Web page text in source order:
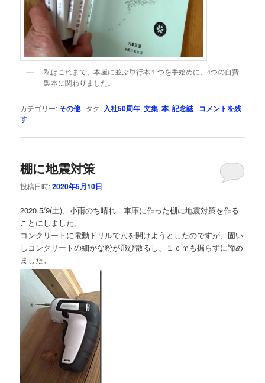
私はこれまで、本屋に並ぶ単行本１つを手始めに、4つの自費
製本に関わりました。
カテゴリー: その他 | タグ: 入社50周年,文集,本,記念誌 | コメントを残
す
棚に地震対策
投稿日時:2020年5月10日
2020.5/9(土)、小雨のち晴れ 車庫に作った棚に地震対策を作る
ことにしました。
コンクリートに電動ドリルで穴を開けようとしたのですが、固い
しコンクリートの細かな粉が飛び散るし、１ｃｍも掘らずに諦め
ました。